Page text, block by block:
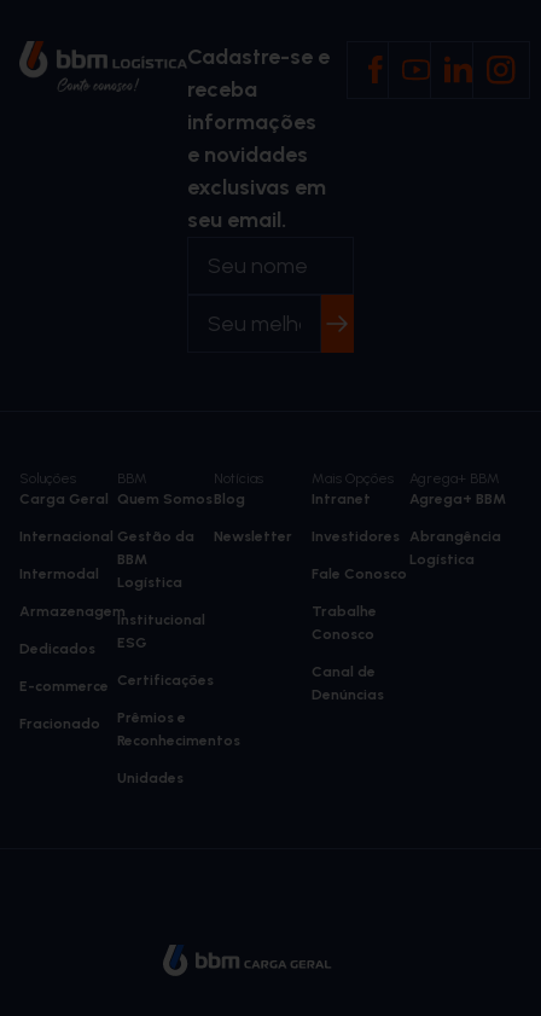
Cadastre-se e
receba
informações
e novidades
exclusivas em
seu email.
Soluções
Carga Geral
Internacional
Intermodal
Armazenagem
Dedicados
E-commerce
Fracionado
BBM
Quem Somos
Gestão da
BBM
Logística
Institucional
ESG
Certificações
Prêmios e
Reconhecimentos
Unidades
Notícias
Blog
Newsletter
Agrega+ BBM
Agrega+ BBM
Abrangência
Logística
Mais Opções
Intranet
Investidores
Fale Conosco
Trabalhe
Conosco
Canal de
Denúncias